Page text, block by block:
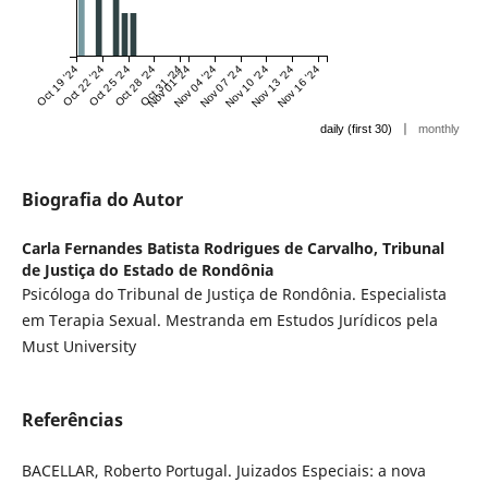
Oct 19 '24Oct 22 '24Oct 25 '24Oct 28 '24Oct 31 '24
Nov 01 '24Nov 04 '24Nov 07 '24Nov 10 '24Nov 13 '24Nov 16 '24
daily (first 30) | monthly
Biografia do Autor
Carla Fernandes Batista Rodrigues de Carvalho, Tribunal
de Justiça do Estado de Rondônia
Psicóloga do Tribunal de Justiça de Rondônia. Especialista
em Terapia Sexual. Mestranda em Estudos Jurídicos pela
Must University
Referências
BACELLAR, Roberto Portugal. Juizados Especiais: a nova